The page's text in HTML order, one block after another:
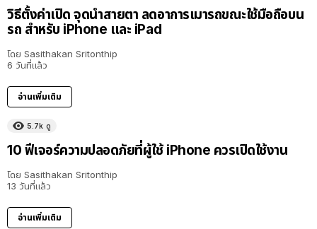
วิธีตั้งค่าเปิด จุดนำสายตา ลดอาการเมารถขณะใช้มือถือบน
รถ สำหรับ iPhone และ iPad
โดย Sasithakan Sritonthip
6 วันที่แล้ว
อ่านเพิ่มเติม
5.7k ดู
10 ฟีเจอร์ความปลอดภัยที่ผู้ใช้ iPhone ควรเปิดใช้งาน
โดย Sasithakan Sritonthip
13 วันที่แล้ว
อ่านเพิ่มเติม